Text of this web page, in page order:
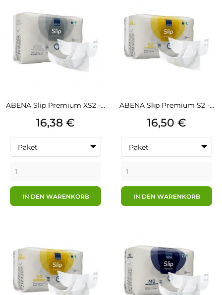
ABENA Slip Premium XS2 -...
Preis
16,38 €
Paket
IN DEN WARENKORB
ABENA Slip Premium S2 -...
Preis
16,50 €
Paket
IN DEN WARENKORB